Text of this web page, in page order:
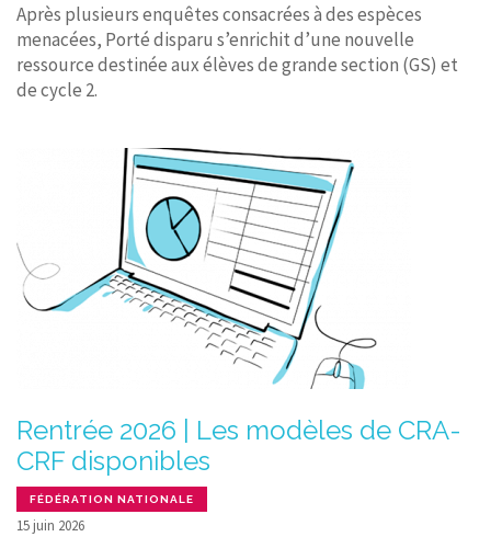
Après plusieurs enquêtes consacrées à des espèces
menacées, Porté disparu s’enrichit d’une nouvelle
ressource destinée aux élèves de grande section (GS) et
de cycle 2.
Rentrée 2026 | Les modèles de CRA-
CRF disponibles
FÉDÉRATION NATIONALE
15 juin 2026